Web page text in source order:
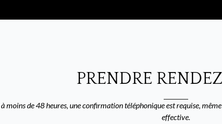
PRENDRE
moins de 48 heures, une confirmation téléphonique est requise,
effective.